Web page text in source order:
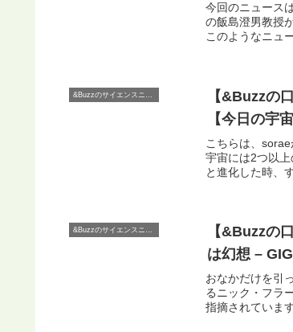
今回のニュース
の飯島澄男教授
このようなニュ
【&Buzzの
【今日の宇
こちらは、
宇宙には2つ以
と進化した時、
&Buzzのサイエンスニュース
【&Buzzの
は幻想 –
おなかだけを引
るニック・フラ
指摘されていま